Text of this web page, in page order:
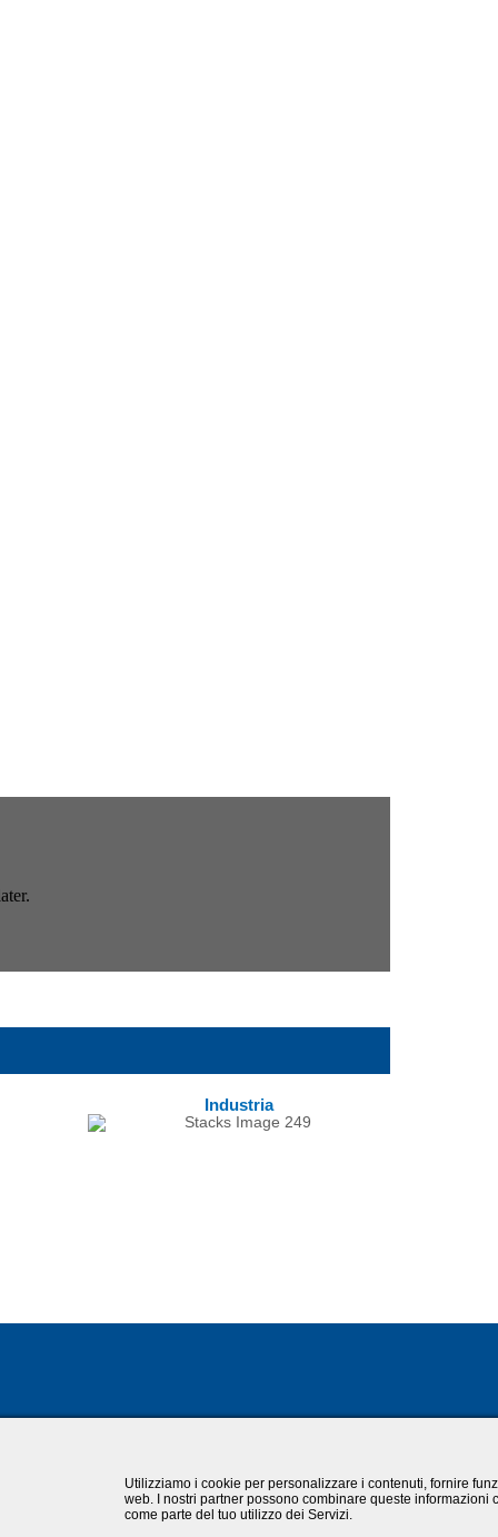
Industria
Utilizziamo i cookie per personalizzare i contenuti, fornire
web. I nostri partner possono combinare queste
come parte del tuo utilizzo dei Servizi.